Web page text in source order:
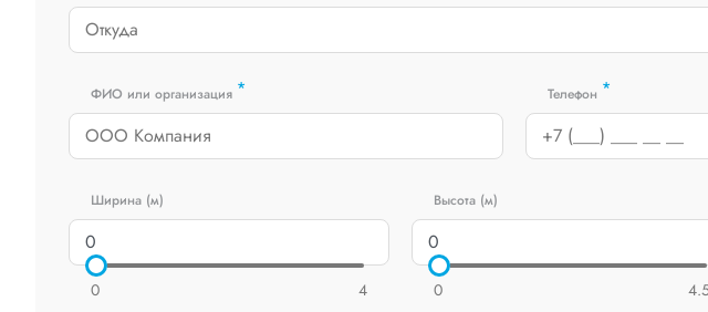
ФИО или организация * Телефон *
Ширина (м)
0 4
Высота (м)
0